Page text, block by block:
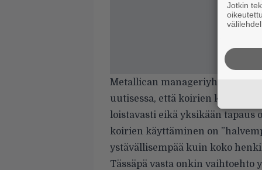
Metallican manageriyhtiö Q
uutisessa, että koirien kanssa
loistavasti eikä yksikään tapaus
koirien käyttäminen on
ystävällisempää kuin koko
Tässäpä vasta onkin
Jotkin